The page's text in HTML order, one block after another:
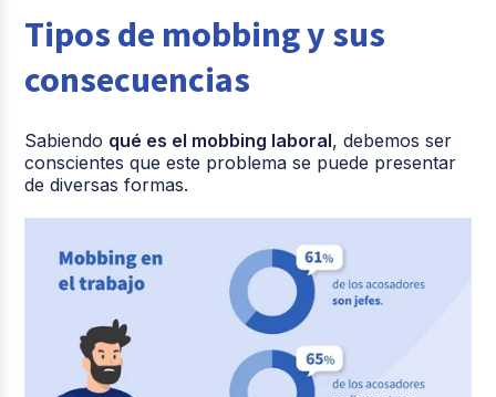
Tipos de mobbing y sus
consecuencias
Sabiendo qué es el mobbing laboral, debemos ser
conscientes que este problema se puede presentar
de diversas formas.